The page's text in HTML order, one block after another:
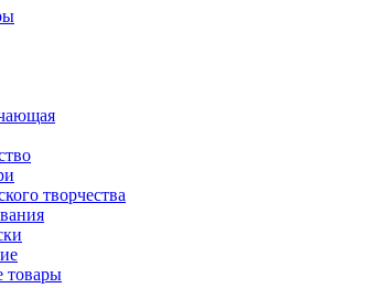
творчества
товары